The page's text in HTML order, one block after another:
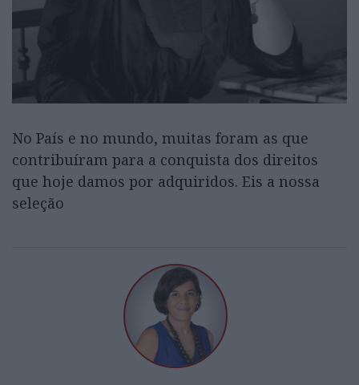
No País e no mundo, muitas foram as que
contribuíram para a conquista dos direitos
que hoje damos por adquiridos. Eis a nossa
seleção